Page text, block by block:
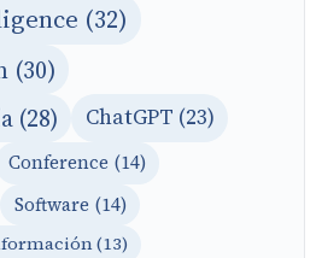
(32)
(30)
(28) ChatGPT (23)
Conference (14)
Software (14)
(13)